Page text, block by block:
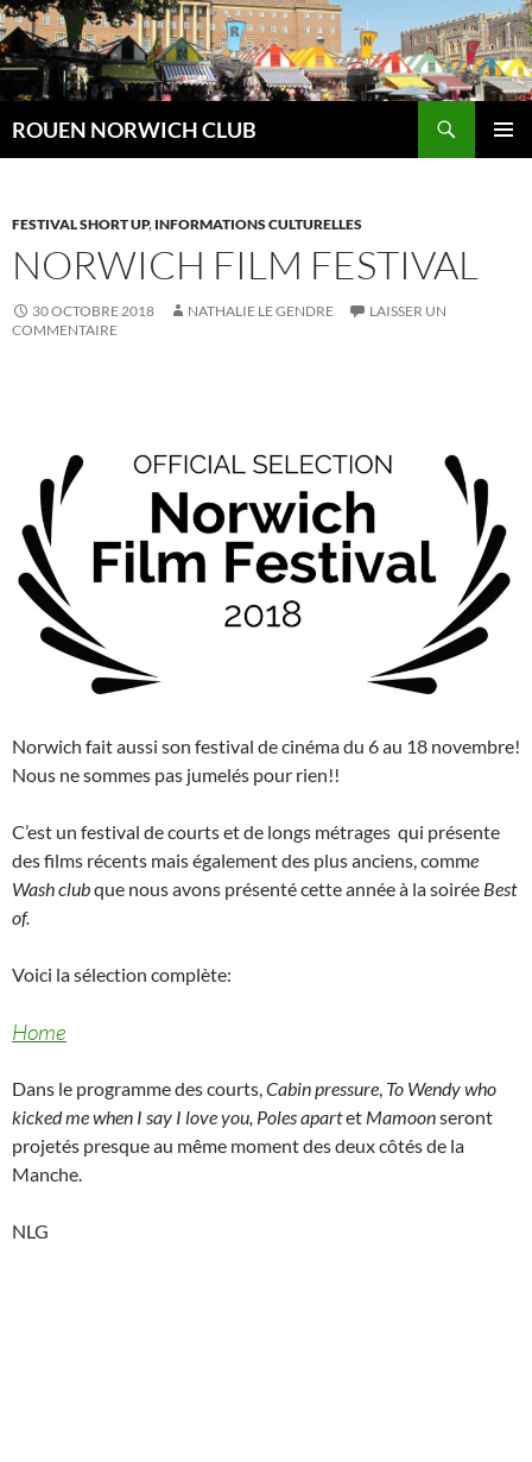
Aller
au
contenu
ROUEN NORWICH CLUB
FESTIVAL SHORT UP, INFORMATIONS CULTURELLES
NORWICH FILM FESTIVAL
30 OCTOBRE 2018 NATHALIE LE GENDRE
LAISSER UN
COMMENTAIRE
Norwich fait aussi son festival de cinéma du 6 au 18 novembre!
Nous ne sommes pas jumelés pour rien!!
C’est un festival de courts et de longs métrages qui présente
des films récents mais également des plus anciens, comme
Wash clubque nous avons présenté cette année à la soirée Best
of.
Voici la sélection complète:
Home
Dans le programme des courts,Cabin pressure, To Wendy who
kicked me when I say I love you, Poles apartet Mamoonseront
projetés presque au même moment des deux côtés de la
Manche.
NLG